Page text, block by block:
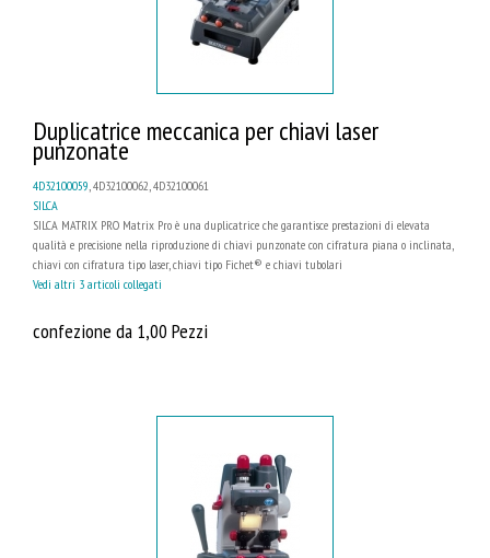
Duplicatrice meccanica per chiavi laser
punzonate
4D32100059, 4D32100062, 4D32100061
SILCA
SILCA MATRIX PRO Matrix Pro è una duplicatrice che garantisce prestazioni di elevata
qualità e precisione nella riproduzione di chiavi punzonate con cifratura piana o inclinata,
chiavi con cifratura tipo laser, chiavi tipo Fichet® e chiavi tubolari
Vedi altri 3 articoli collegati
confezione da 1,00 Pezzi